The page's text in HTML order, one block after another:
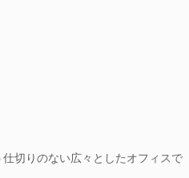
切りのない広々としたオフィスで